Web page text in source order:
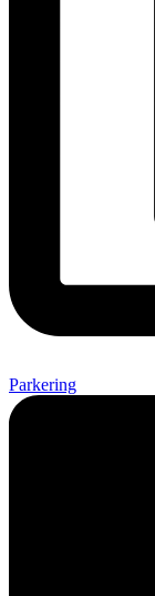
Parkering